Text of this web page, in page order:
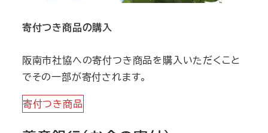
寄付つき商品の購入
阪南市社協への寄付つき商品を購入いただくこと
でその一部が寄付されます。
寄付つき商品